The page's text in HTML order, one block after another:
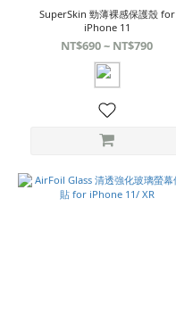
SuperSkin 勁薄裸感保護殼 for
iPhone 11
NT$690 ~ NT$790